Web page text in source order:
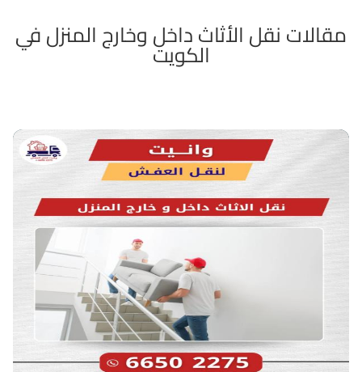
مقالات نقل الأثاث داخل وخارج المنزل في
الكويت